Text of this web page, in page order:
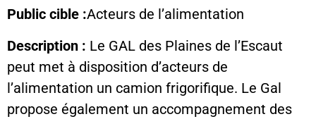
Public cible :Acteurs de l’alimentation
Description : Le GAL des Plaines de l’Escaut
peut met à disposition d’acteurs de
l’alimentation un camion frigorifique. Le Gal
propose également un accompagnement des